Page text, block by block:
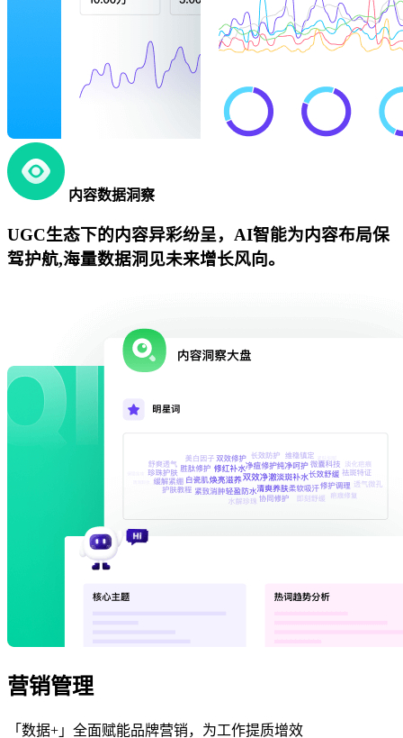
内容数据洞察
UGC生态下的内容异彩纷呈，AI智能为内容布局保
驾护航,海量数据洞见未来增长风向。
营销管理
「数据+」全面赋能品牌营销，为工作提质增效